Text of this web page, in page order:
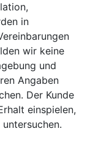
in
wir keine
und
Angaben
Der Kunde
einspielen,